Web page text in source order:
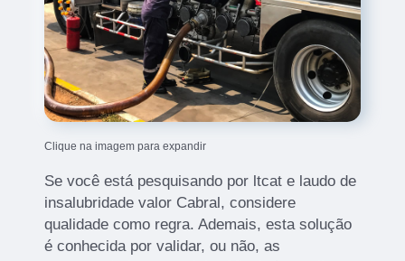
Clique na imagem para expandir
Se você está pesquisando por ltcat e laudo de
insalubridade valor Cabral, considere
qualidade como regra. Ademais, esta solução
é conhecida por validar, ou não, as